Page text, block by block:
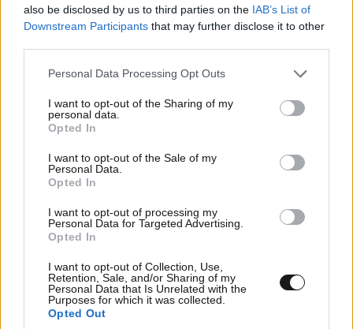
also be disclosed by us to third parties on the IAB’s List of
Downstream Participants that may further disclose it to other
Please note that this website/app uses one or more Google
not limited to your visit or usage behaviour. You may click to
grant or deny consent to Google and its third-party tags to
use your data for below specified purposes in below Google
consent section.
Personal Data Processing Opt Outs
I want to opt-out of the Sharing of my
personal data.
Opted In
I want to opt-out of the Sale of my
Personal Data.
Opted In
I want to opt-out of processing my
Personal Data for Targeted Advertising.
Opted In
I want to opt-out of Collection, Use,
Retention, Sale, and/or Sharing of my
Personal Data that Is Unrelated with the
Purposes for which it was collected.
Opted Out
τροχαίο στις Σέρρες: Η στιγμή που το ΙΧ μπαίνει
στο αντίθετο ρεύμα – Ακαριαία πέθαναν γιος